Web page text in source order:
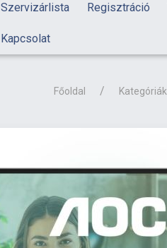
Szervizárlista Regisztráció
Kapcsolat
Főoldal Kategóriák